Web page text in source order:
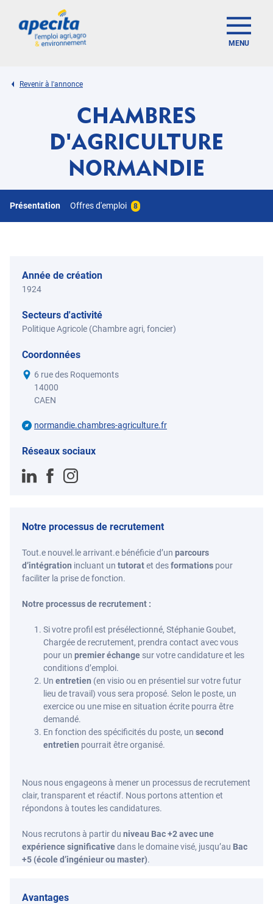
MENU
Revenir à l'annonce
CHAMBRES
D'AGRICULTURE
NORMANDIE
Présentation Offres d'emploi 8
Année de création
1924
Secteurs d'activité
Politique Agricole (Chambre agri, foncier)
Coordonnées
6 rue des Roquemonts
14000
CAEN
normandie.chambres-agriculture.fr
Réseaux sociaux
Notre processus de recrutement
Tout.e nouvel.le arrivant.e bénéficie d’un parcours
d’intégration incluant un tutoratet desformations pour
faciliter la prise de fonction.
Notre processus de recrutement :
Si votre profil est présélectionné, Stéphanie Goubet,
Chargée de recrutement, prendra contact avec vous
pour un premier échange sur votre candidature et les
conditions d’emploi.
Un entretien (en visio ou en présentiel sur votre futur
lieu de travail) vous sera proposé. Selon le poste, un
exercice ou une mise en situation écrite pourra être
demandé.
En fonction des spécificités du poste, un second
entretien pourrait être organisé.
Nous nous engageons à mener un processus de recrutement
clair, transparent et réactif. Nous portons attention et
répondons à toutes les candidatures.
Nous recrutons à partir du niveau Bac +2 avec une
expérience significativedans le domaine visé, jusqu’au Bac
+5 (école d’ingénieur ou master).
Avantages